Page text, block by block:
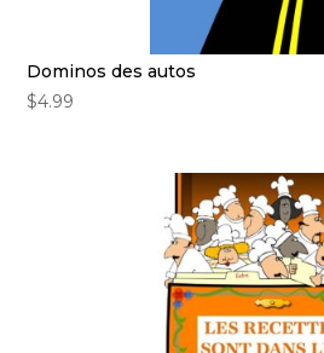
Dominos des autos
$4.99